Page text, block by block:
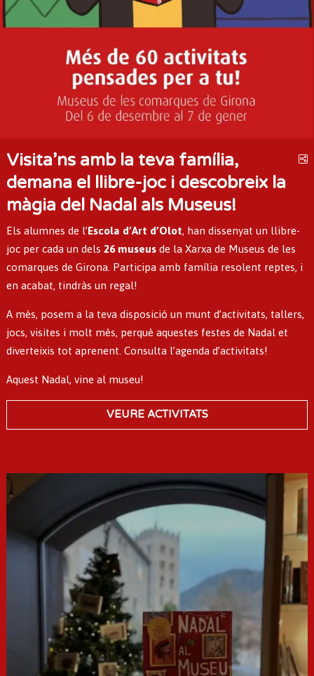
Visita’ns amb la teva família,
demana el llibre-joc i descobreix la
màgia del Nadal als Museus!
Els alumnes de l’Escola d’Art d’Olot, han dissenyat un llibre-
joc per cada un dels 26 museus de la Xarxa de Museus de les
comarques de Girona. Participa amb família resolent reptes, i
en acabat, tindràs un regal!
A més, posem a la teva disposició un munt d’activitats, tallers,
jocs, visites i molt més, perquè aquestes festes de Nadal et
diverteixis tot aprenent. Consulta l’agenda d’activitats!
Aquest Nadal, vine al museu!
VEURE ACTIVITATS